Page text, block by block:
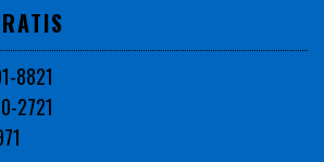
8821
2721